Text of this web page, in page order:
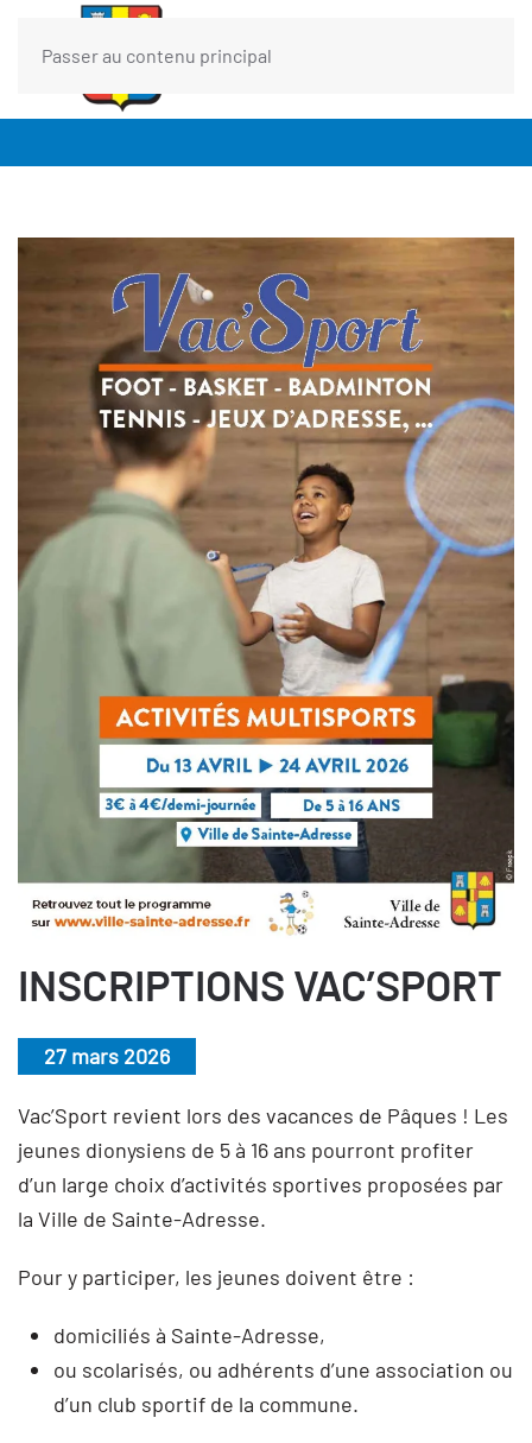
Passer au contenu principal
INSCRIPTIONS VAC’SPORT
27 mars 2026
Vac’Sport revient lors des vacances de Pâques ! Les
jeunes dionysiens de 5 à 16 ans pourront profiter
d’un large choix d’activités sportives proposées par
la Ville de Sainte-Adresse.
Pour y participer, les jeunes doivent être :
domiciliés à Sainte-Adresse,
ou scolarisés, ou adhérents d’une association ou
d’un club sportif de la commune.